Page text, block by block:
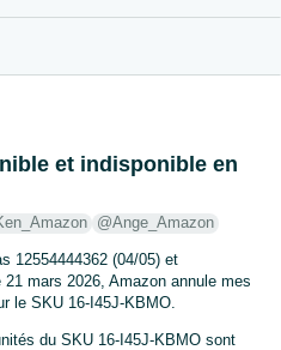
et indisponible en
@Ange_Amazon
12554444362 (04/05) et
mars 2026, Amazon annule mes
le SKU 16-I45J-KBMO.
du SKU 16-I45J-KBMO sont